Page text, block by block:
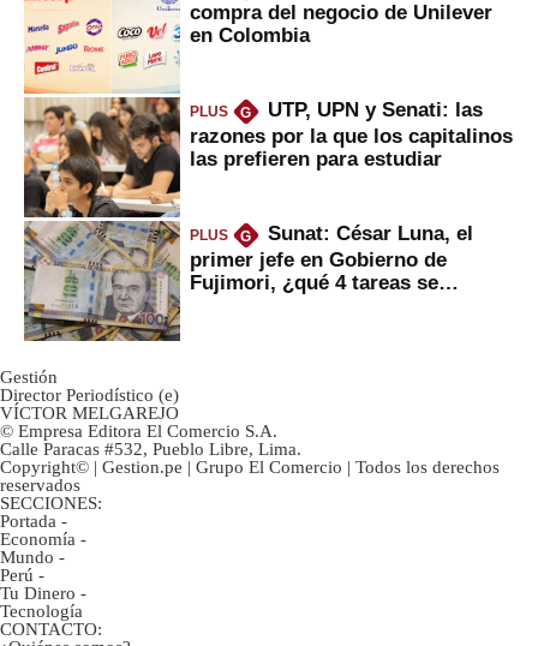
compra del negocio de Unilever
en Colombia
PLUS G
UTP, UPN y Senati: las
razones por la que los capitalinos
las prefieren para estudiar
PLUS G
Sunat: César Luna, el
primer jefe en Gobierno de
Fujimori, ¿qué 4 tareas se
Gestión
Director Periodístico (e)
VÍCTOR MELGAREJO
© Empresa Editora El Comercio S.A.
Calle Paracas #532, Pueblo Libre, Lima.
Copyright© | Gestion.pe | Grupo El Comercio | Todos los derechos
reservados
SECCIONES:
Portada -
Economía -
Mundo -
Perú -
Tu Dinero -
Tecnología
CONTACTO: